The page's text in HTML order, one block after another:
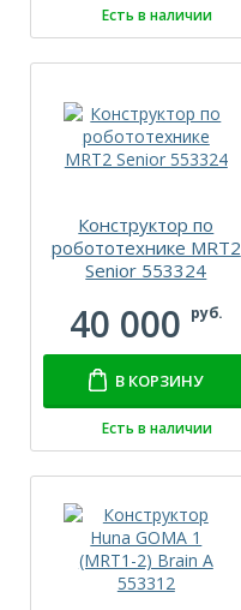
Есть в наличии
Конструктор по
робототехнике MRT2
Senior 553324
40 000 руб.
В КОРЗИНУ
Есть в наличии